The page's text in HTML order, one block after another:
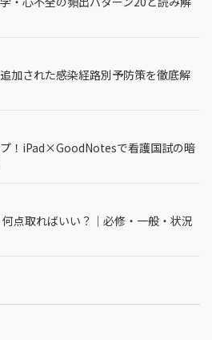
加された感染経路別予防策を徹底解
！iPad×GoodNotesで看護国試の暗
点取ればいい？｜必修・一般・状況